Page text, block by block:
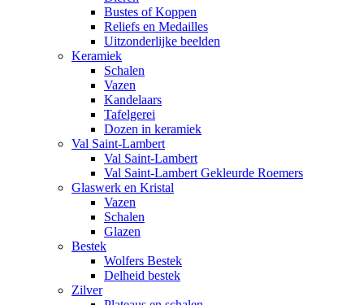
Bustes of Koppen
Reliefs en Medailles
Uitzonderlijke beelden
Keramiek
Schalen
Vazen
Kandelaars
Tafelgerei
Dozen in keramiek
Val Saint-Lambert
Val Saint-Lambert
Val Saint-Lambert Gekleurde Roemers
Glaswerk en Kristal
Vazen
Schalen
Glazen
Bestek
Wolfers Bestek
Delheid bestek
Zilver